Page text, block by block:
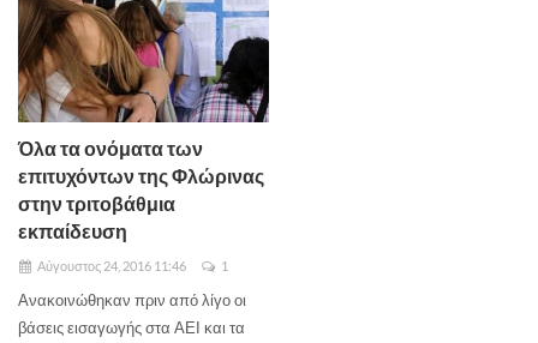
Όλα τα ονόματα των
επιτυχόντων της Φλώρινας
στην τριτοβάθμια
εκπαίδευση
Αύγουστος 24, 2016 11:46 1
Ανακοινώθηκαν πριν από λίγο οι
βάσεις εισαγωγής στα ΑΕΙ και τα